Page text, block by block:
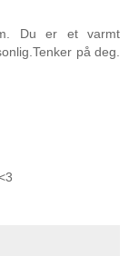
Du er et varmt
på deg.